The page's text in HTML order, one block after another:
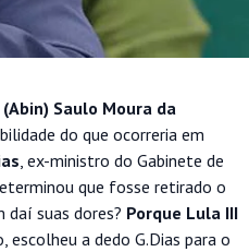
Saulo Moura da
do que ocorreria em
, ex-ministro do Gabinete de
que fosse retirado o
suas dores? Porque Lula III
escolheu a dedo G.Dias para o